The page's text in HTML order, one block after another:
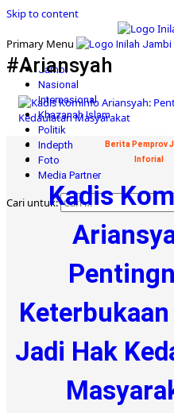
Skip to content
Primary Menu
Jambi
Nasional
Internasional
Khazanah Islam
Politik
Indepth
Foto
Media Partner
Cari untuk:
#Ariansyah
Berita Pemprov
Inforial
Kadis
Jadi Hak